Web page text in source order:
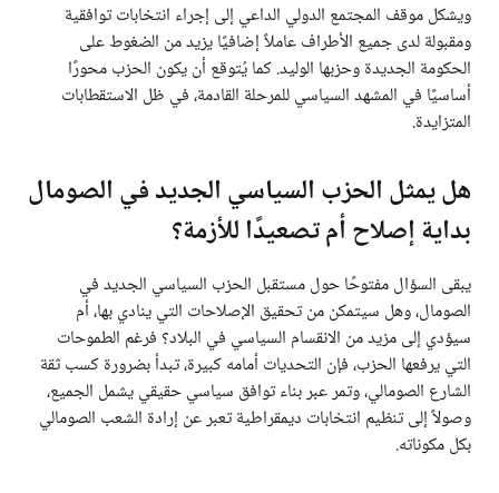
ويشكل موقف المجتمع الدولي الداعي إلى إجراء انتخابات توافقية
ومقبولة لدى جميع الأطراف عاملاً إضافيًا يزيد من الضغوط على
الحكومة الجديدة وحزبها الوليد. كما يُتوقع أن يكون الحزب محورًا
أساسيًا في المشهد السياسي للمرحلة القادمة، في ظل الاستقطابات
المتزايدة.
هل يمثل الحزب السياسي الجديد في الصومال
بداية إصلاح أم تصعيدًا للأزمة؟
يبقى السؤال مفتوحًا حول مستقبل الحزب السياسي الجديد في
الصومال، وهل سيتمكن من تحقيق الإصلاحات التي ينادي بها، أم
سيؤدي إلى مزيد من الانقسام السياسي في البلاد؟ فرغم الطموحات
التي يرفعها الحزب، فإن التحديات أمامه كبيرة، تبدأ بضرورة كسب ثقة
الشارع الصومالي، وتمر عبر بناء توافق سياسي حقيقي يشمل الجميع،
وصولاً إلى تنظيم انتخابات ديمقراطية تعبر عن إرادة الشعب الصومالي
بكل مكوناته.